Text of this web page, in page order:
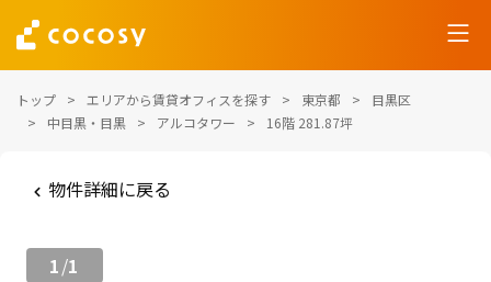
トップ エリアから賃貸オフィスを探す 東京都
目黒区
中目黒・目黒
アルコタワー 16階 281.87坪
物件詳細に戻る
1/1